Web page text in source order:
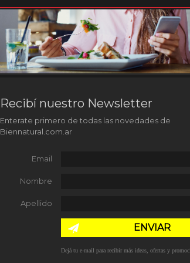
Recibí nuestro Newsletter
Enterate primero de todas las novedades de
Biennatural.com.ar
Email
Nombre
Apellido
ENVIAR
Dejá tu e-mail para recibir más ideas, ofertas y